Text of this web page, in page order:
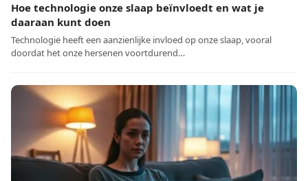
Hoe technologie onze slaap beïnvloedt en wat je
daaraan kunt doen
Technologie heeft een aanzienlijke invloed op onze slaap, vooral
doordat het onze hersenen voortdurend…